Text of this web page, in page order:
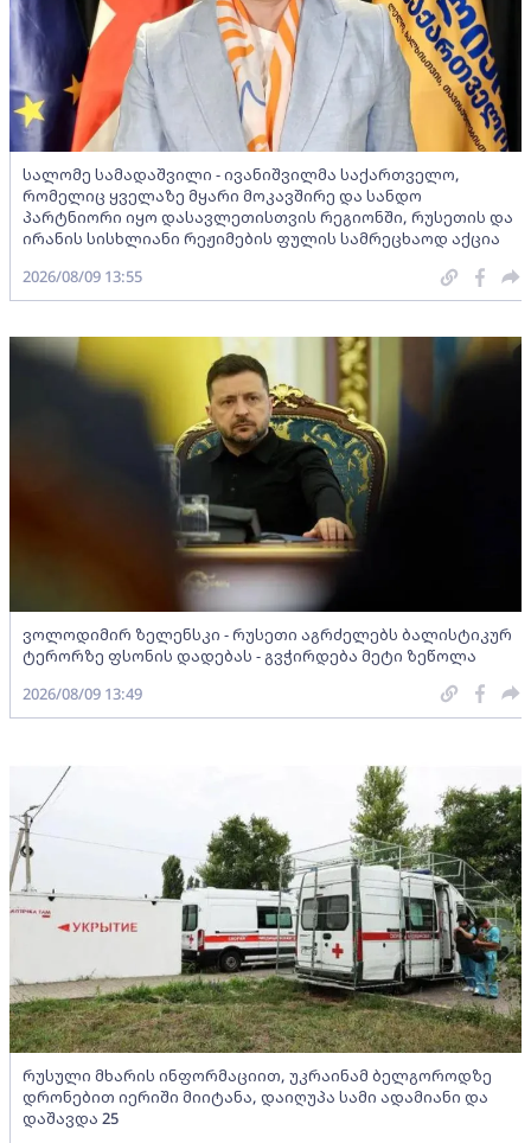
სალომე სამადაშვილი - ივანიშვილმა საქართველო,
რომელიც ყველაზე მყარი მოკავშირე და სანდო
პარტნიორი იყო დასავლეთისთვის რეგიონში, რუსეთის და
ირანის სისხლიანი რეჟიმების ფულის სამრეცხაოდ აქცია
2026/08/09 13:55
ვოლოდიმირ ზელენსკი - რუსეთი აგრძელებს ბალისტიკურ
ტერორზე ფსონის დადებას - გვჭირდება მეტი ზეწოლა
2026/08/09 13:49
რუსული მხარის ინფორმაციით, უკრაინამ ბელგოროდზე
დრონებით იერიში მიიტანა, დაიღუპა სამი ადამიანი და
დაშავდა 25